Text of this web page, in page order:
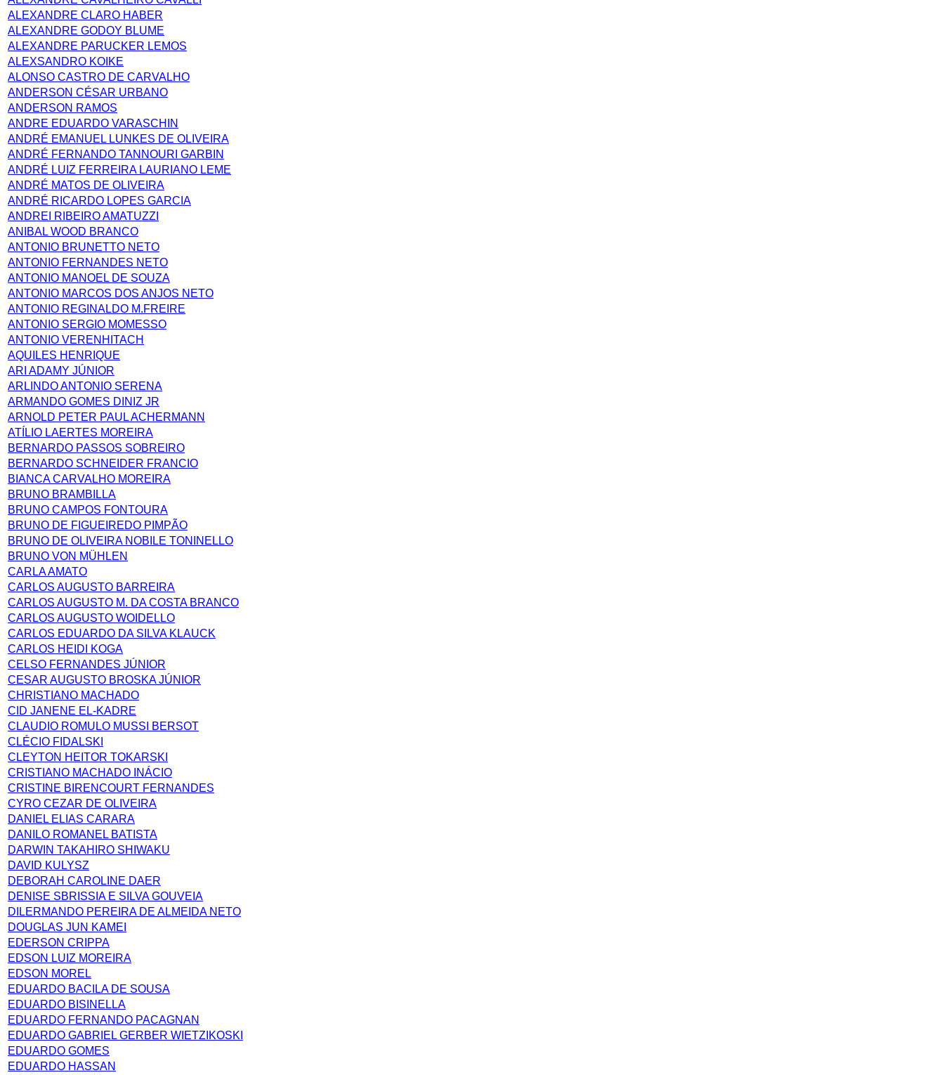
ALEXANDRE CLARO HABER
ALEXANDRE GODOY BLUME
ALEXANDRE PARUCKER LEMOS
ALEXSANDRO KOIKE
ALONSO CASTRO DE CARVALHO
ANDERSON CÉSAR URBANO
ANDERSON RAMOS
ANDRE EDUARDO VARASCHIN
ANDRÉ EMANUEL LUNKES DE OLIVEIRA
ANDRÉ FERNANDO TANNOURI GARBIN
ANDRÉ LUIZ FERREIRA LAURIANO LEME
ANDRÉ MATOS DE OLIVEIRA
ANDRÉ RICARDO LOPES GARCIA
ANDREI RIBEIRO AMATUZZI
ANIBAL WOOD BRANCO
ANTONIO BRUNETTO NETO
ANTONIO FERNANDES NETO
ANTONIO MANOEL DE SOUZA
ANTONIO MARCOS DOS ANJOS NETO
ANTONIO REGINALDO M.FREIRE
ANTONIO SERGIO MOMESSO
ANTONIO VERENHITACH
AQUILES HENRIQUE
ARI ADAMY JÚNIOR
ARLINDO ANTONIO SERENA
ARMANDO GOMES DINIZ JR
ARNOLD PETER PAUL ACHERMANN
ATÍLIO LAERTES MOREIRA
BERNARDO PASSOS SOBREIRO
BERNARDO SCHNEIDER FRANCIO
BIANCA CARVALHO MOREIRA
BRUNO BRAMBILLA
BRUNO CAMPOS FONTOURA
BRUNO DE FIGUEIREDO PIMPÃO
BRUNO DE OLIVEIRA NOBILE TONINELLO
BRUNO VON MÜHLEN
CARLA AMATO
CARLOS AUGUSTO BARREIRA
CARLOS AUGUSTO M. DA COSTA BRANCO
CARLOS AUGUSTO WOIDELLO
CARLOS EDUARDO DA SILVA KLAUCK
CARLOS HEIDI KOGA
CELSO FERNANDES JÚNIOR
CESAR AUGUSTO BROSKA JÚNIOR
CHRISTIANO MACHADO
CID JANENE EL-KADRE
CLAUDIO ROMULO MUSSI BERSOT
CLÉCIO FIDALSKI
CLEYTON HEITOR TOKARSKI
CRISTIANO MACHADO INÁCIO
CRISTINE BIRENCOURT FERNANDES
CYRO CEZAR DE OLIVEIRA
DANIEL ELIAS CARARA
DANILO ROMANEL BATISTA
DARWIN TAKAHIRO SHIWAKU
DAVID KULYSZ
DEBORAH CAROLINE DAER
DENISE SBRISSIA E SILVA GOUVEIA
DILERMANDO PEREIRA DE ALMEIDA NETO
DOUGLAS JUN KAMEI
EDERSON CRIPPA
EDSON LUIZ MOREIRA
EDSON MOREL
EDUARDO BACILA DE SOUSA
EDUARDO BISINELLA
EDUARDO FERNANDO PACAGNAN
EDUARDO GABRIEL GERBER WIETZIKOSKI
EDUARDO GOMES
EDUARDO HASSAN